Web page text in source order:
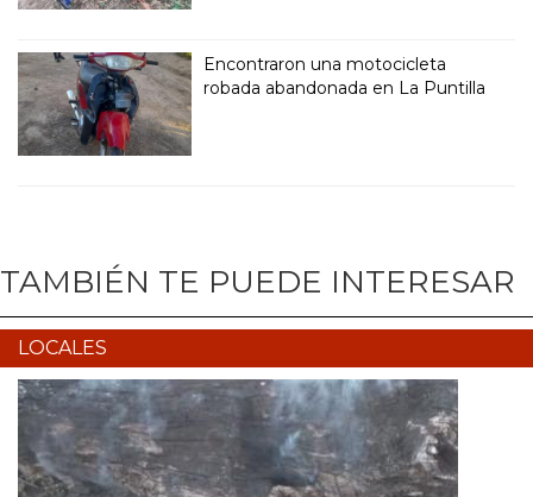
Encontraron una motocicleta
robada abandonada en La Puntilla
TAMBIÉN TE PUEDE INTERESAR
LOCALES